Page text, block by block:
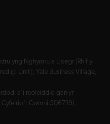
yng Nghymru a Lloegr (Rhif y
Unit J, Yale Business Village,
a'i reoleiddio gan yr
Cwmni 506719).